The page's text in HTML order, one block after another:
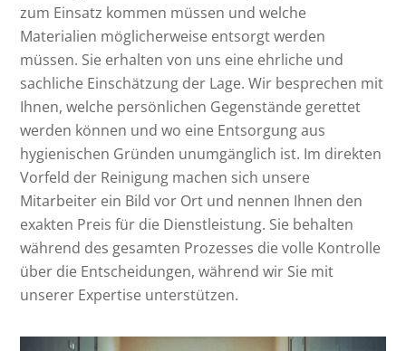
zum Einsatz kommen müssen und welche
Materialien möglicherweise entsorgt werden
müssen. Sie erhalten von uns eine ehrliche und
sachliche Einschätzung der Lage. Wir besprechen mit
Ihnen, welche persönlichen Gegenstände gerettet
werden können und wo eine Entsorgung aus
hygienischen Gründen unumgänglich ist. Im direkten
Vorfeld der Reinigung machen sich unsere
Mitarbeiter ein Bild vor Ort und nennen Ihnen den
exakten Preis für die Dienstleistung. Sie behalten
während des gesamten Prozesses die volle Kontrolle
über die Entscheidungen, während wir Sie mit
unserer Expertise unterstützen.